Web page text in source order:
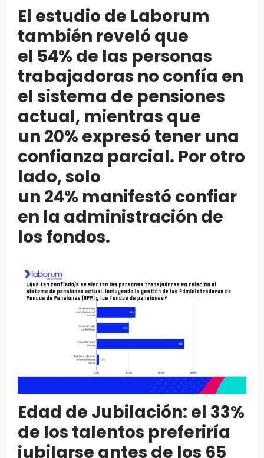
El estudio de Laborum
también reveló que
el 54% de las personas
trabajadoras no confía en
el sistema de pensiones
actual, mientras que
un 20% expresó tener una
confianza parcial. Por otro
lado, solo
un 24% manifestó confiar
en la administración de
los fondos.
Edad de Jubilación: el 33%
de los talentos preferiría
jubilarse antes de los 65